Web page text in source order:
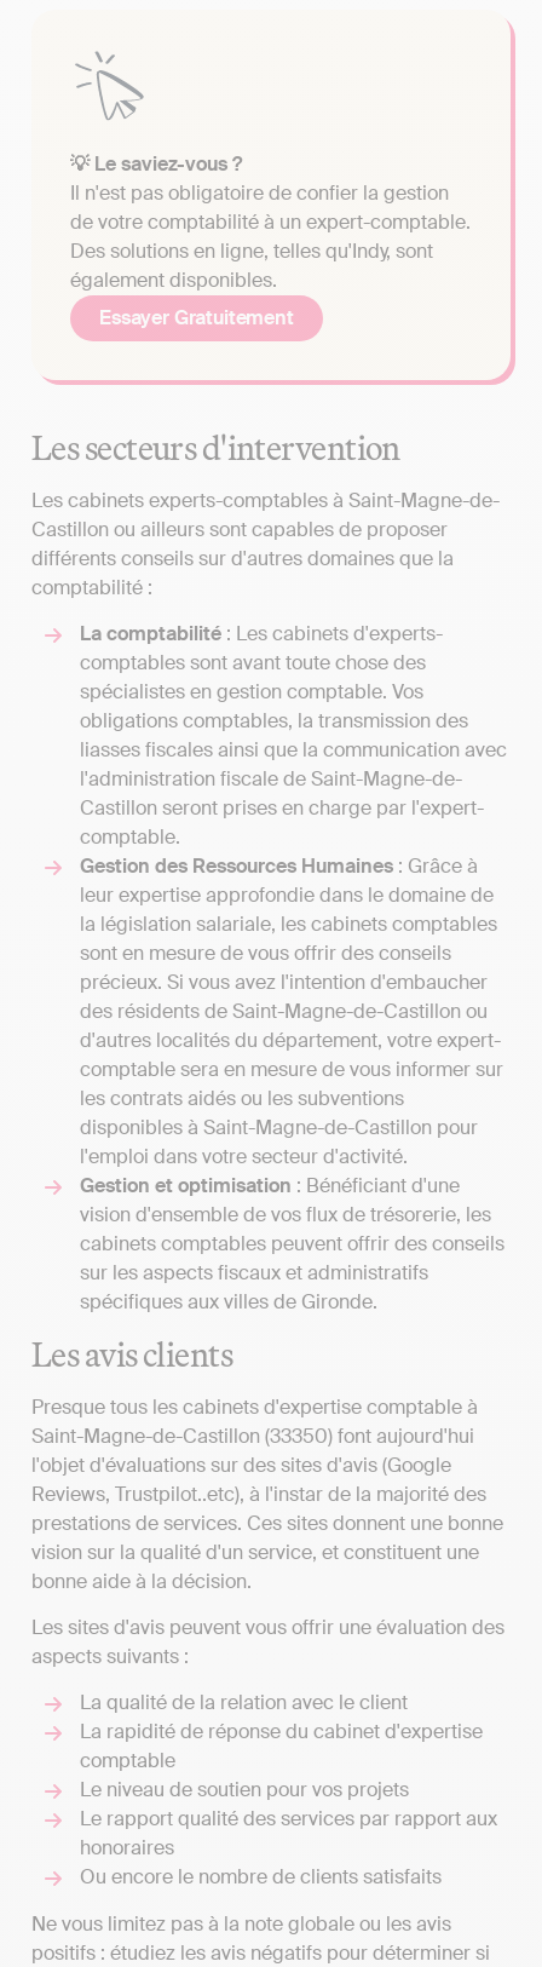
💡 Le saviez-vous ?
Il n'est pas obligatoire de confier la gestion
de votre comptabilité à un expert-comptable.
Des solutions en ligne, telles qu'Indy, sont
également disponibles.
Essayer Gratuitement
Les secteurs d'intervention
Les cabinets experts-comptables à Saint-Magne-de-
Castillon ou ailleurs sont capables de proposer
différents conseils sur d'autres domaines que la
comptabilité :
La comptabilité : Les cabinets d'experts-
comptables sont avant toute chose des
spécialistes en gestion comptable. Vos
obligations comptables, la transmission des
liasses fiscales ainsi que la communication avec
l'administration fiscale de Saint-Magne-de-
Castillon seront prises en charge par l'expert-
comptable.
Gestion des Ressources Humaines : Grâce à
leur expertise approfondie dans le domaine de
la législation salariale, les cabinets comptables
sont en mesure de vous offrir des conseils
précieux. Si vous avez l'intention d'embaucher
des résidents de Saint-Magne-de-Castillon ou
d'autres localités du département, votre expert-
comptable sera en mesure de vous informer sur
les contrats aidés ou les subventions
disponibles à Saint-Magne-de-Castillon pour
l'emploi dans votre secteur d'activité.
Gestion et optimisation : Bénéficiant d'une
vision d'ensemble de vos flux de trésorerie, les
cabinets comptables peuvent offrir des conseils
sur les aspects fiscaux et administratifs
spécifiques aux villes de Gironde.
Les avis clients
Presque tous les cabinets d'expertise comptable à
Saint-Magne-de-Castillon (33350) font aujourd'hui
l'objet d'évaluations sur des sites d'avis (Google
Reviews, Trustpilot..etc), à l'instar de la majorité des
prestations de services. Ces sites donnent une bonne
vision sur la qualité d'un service, et constituent une
bonne aide à la décision.
Les sites d'avis peuvent vous offrir une évaluation des
aspects suivants :
La qualité de la relation avec le client
La rapidité de réponse du cabinet d'expertise
comptable
Le niveau de soutien pour vos projets
Le rapport qualité des services par rapport aux
honoraires
Ou encore le nombre de clients satisfaits
Ne vous limitez pas à la note globale ou les avis
positifs : étudiez les avis négatifs pour déterminer si